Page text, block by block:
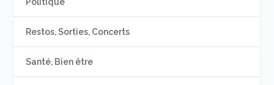
Restos, Sorties, Concerts
Santé, Bien être